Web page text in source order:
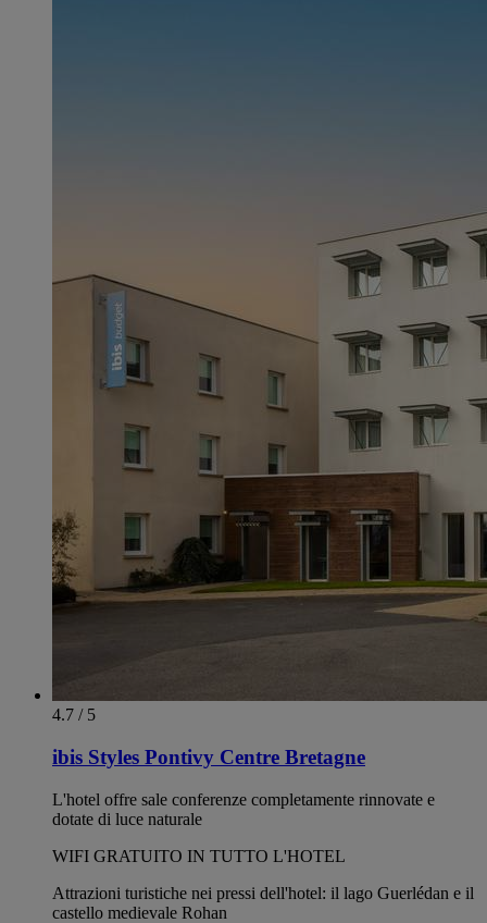
4.7 / 5
ibis Styles Pontivy Centre Bretagne
L'hotel offre sale conferenze completamente rinnovate e
dotate di luce naturale
WIFI GRATUITO IN TUTTO L'HOTEL
Attrazioni turistiche nei pressi dell'hotel: il lago Guerlédan e il
castello medievale Rohan